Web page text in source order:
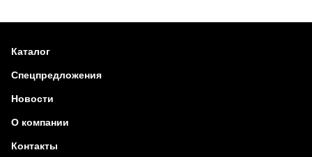
Каталог
Спецпредложения
Новости
О компании
Контакты